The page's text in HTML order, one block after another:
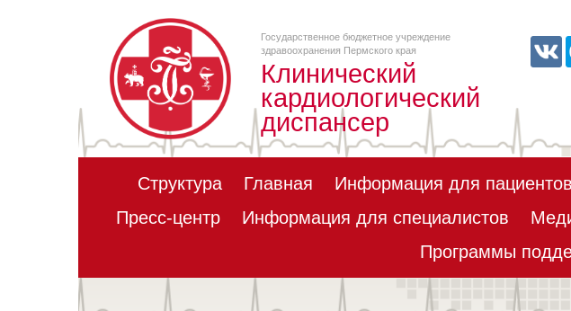
Государственное бюджетное учреждение
здравоохранения Пермского края
Клинический
кардиологический
диспансер
Структура Главная Информация для пациентов
Пресс-центр
Информация для специалистов
Программы